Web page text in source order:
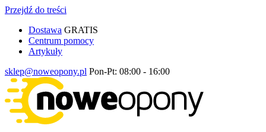
Przejdź do treści
Dostawa GRATIS
Centrum pomocy
Artykuły
sklep@noweopony.pl Pon-Pt: 08:00 - 16:00